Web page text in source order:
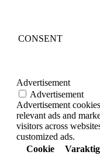
CONSENT
Advertisement
Advertisement
Advertisement
relevant ads and
visitors across
customized ads.
Cookie